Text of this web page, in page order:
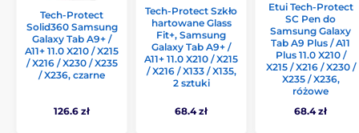
Tech-Protect
Solid360 Samsung
Galaxy Tab A9+ /
A11+ 11.0 X210 / X215
/ X216 / X230 / X235
/ X236, czarne
126.6 zł
Tech-Protect Szkło
hartowane Glass
Fit+, Samsung
Galaxy Tab A9+ /
A11+ 11.0 X210 / X215
/ X216 / X133 / X135,
2 sztuki
68.4 zł
Etui Tech-Protect
SC Pen do
Samsung Galaxy
Tab A9 Plus / A11
Plus 11.0 X210 /
X215 / X216 / X230 /
X235 / X236,
różowe
68.4 zł